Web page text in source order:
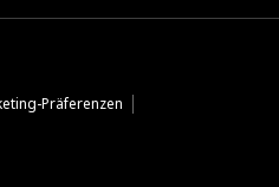
Präferenzen